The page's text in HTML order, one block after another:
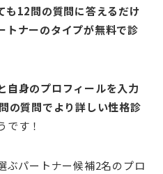
も12問の質問に答えるだけ
トナーのタイプが無料で診
自身のプロフィールを入力
の質問でより詳しい性格診
です！
ぶパートナー候補2名のプロ